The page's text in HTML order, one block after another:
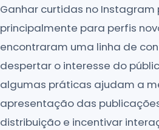
Ganhar curtidas no
principalmente para perfis
encontraram uma linha de
despertar o interesse do
algumas práticas ajudam a
apresentação das
distribuição e incentivar